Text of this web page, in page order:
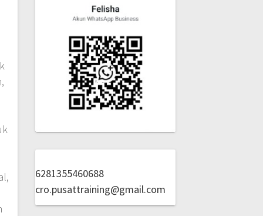
6281355460688
cro.pusattraining@gmail.com